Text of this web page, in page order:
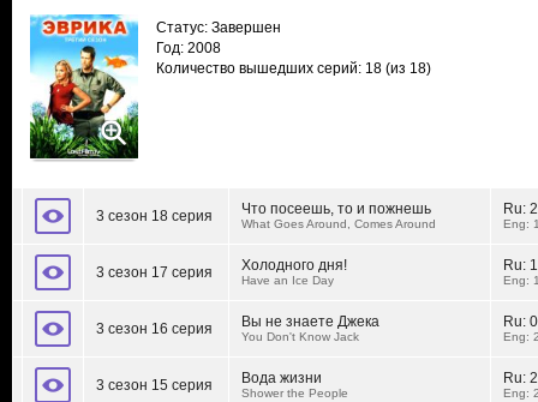
Статус: Завершен
Год: 2008
Количество вышедших серий: 18 (из 18)
3 сезон 18 серия Что посеешь, то и пожнешь
What Goes Around, Comes Around
Ru:
Eng:
3 сезон 17 серия Холодного дня!
Have an Ice Day
Ru:
Eng:
3 сезон 16 серия Вы не знаете Джека
You Don't Know Jack
Ru:
Eng:
3 сезон 15 серия Вода жизни
Shower the People
Ru:
Eng: